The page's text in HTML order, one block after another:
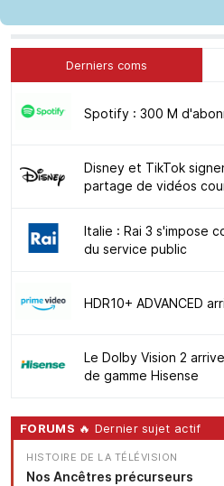
Derniers coms
Spotify : 300 M
Disney et TikTok
partage de vidéos
Italie : Rai 3 s'impose
du service public
HDR10+ ADVANCED
Le Dolby Vision 2
de gamme Hisense
FORUMS 🔥 Dernier sujet actif
HISTOIRE DE LA TÉLÉVISION
Nos Ancêtres précurseurs